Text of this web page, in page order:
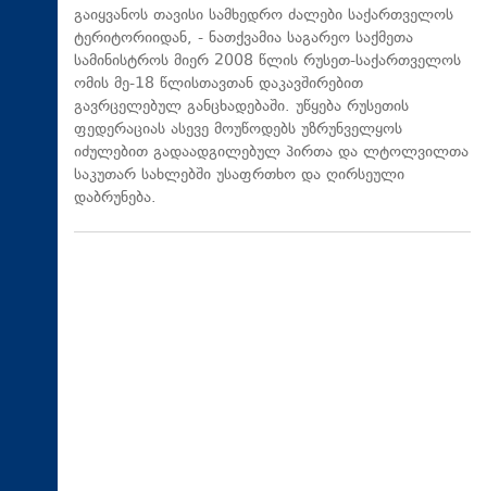
გაიყვანოს თავისი სამხედრო ძალები საქართველოს
ტერიტორიიდან, - ნათქვამია საგარეო საქმეთა
სამინისტროს მიერ 2008 წლის რუსეთ-საქართველოს
ომის მე-18 წლისთავთან დაკავშირებით
გავრცელებულ განცხადებაში. უწყება რუსეთის
ფედერაციას ასევე მოუწოდებს უზრუნველყოს
იძულებით გადაადგილებულ პირთა და ლტოლვილთა
საკუთარ სახლებში უსაფრთხო და ღირსეული
დაბრუნება.